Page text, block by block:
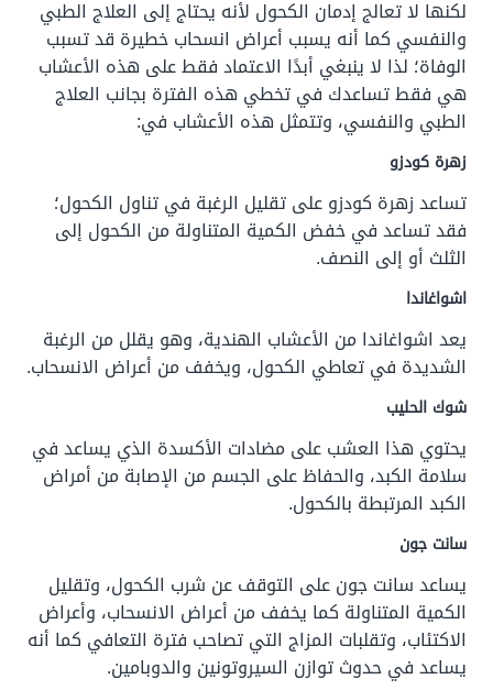
لكنها لا تعالج إدمان الكحول لأنه يحتاج إلى العلاج الطبي
والنفسي كما أنه يسبب أعراض انسحاب خطيرة قد تسبب
الوفاة؛ لذا لا ينبغي أبدًا الاعتماد فقط على هذه الأعشاب
هي فقط تساعدك في تخطي هذه الفترة بجانب العلاج
الطبي والنفسي، وتتمثل هذه الأعشاب في:
زهرة كودزو
تساعد زهرة كودزو على تقليل الرغبة في تناول الكحول؛
فقد تساعد في خفض الكمية المتناولة من الكحول إلى
الثلث أو إلى النصف.
اشواغاندا
يعد اشواغاندا من الأعشاب الهندية، وهو يقلل من الرغبة
الشديدة في تعاطي الكحول، ويخفف من أعراض الانسحاب.
شوك الحليب
يحتوي هذا العشب على مضادات الأكسدة الذي يساعد في
سلامة الكبد، والحفاظ على الجسم من الإصابة من أمراض
الكبد المرتبطة بالكحول.
سانت جون
يساعد سانت جون على التوقف عن شرب الكحول، وتقليل
الكمية المتناولة كما يخفف من أعراض الانسحاب، وأعراض
الاكتئاب، وتقلبات المزاج التي تصاحب فترة التعافي كما أنه
يساعد في حدوث توازن السيروتونين والدوبامين.